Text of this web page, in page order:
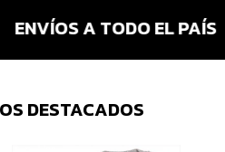
ENVÍOS A TODO EL PAÍS
DESTACADOS